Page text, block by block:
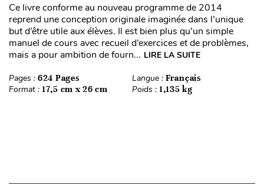
Ce livre conforme au nouveau programme de 2014
reprend une conception originale imaginée dans l’unique
but d’être utile aux élèves. Il est bien plus qu’un simple
manuel de cours avec recueil d’exercices et de problèmes,
mais a pour ambition de fourn... LIRE LA SUITE
Pages : 624 Pages Langue : Français
Format : 17,5 cm x 26 cm Poids : 1,135 kg